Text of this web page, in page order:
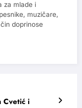
za mlade i
muzičare,
doprinose
Cvetić i